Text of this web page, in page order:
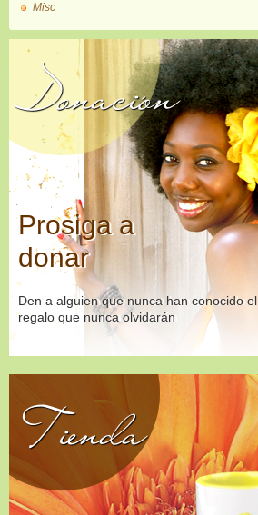
Misc
Donación
Prosiga a
donar
Den a alguien que nunca han conocido el
regalo que nunca olvidarán
Tienda